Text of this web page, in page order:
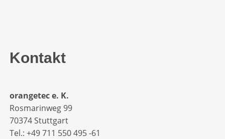
Kontakt
orangetec e. K.
Rosmarinweg 99
70374 Stuttgart
Tel.: +49 711 550 495 -61‬